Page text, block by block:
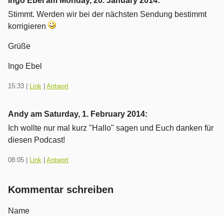
Stimmt. Werden wir bei der nächsten Sendung bestimmt
korrigieren
Grüße
Ingo Ebel
15:33 Link Antwort
Andy am Saturday, 1. February 2014:
Ich wollte nur mal kurz "Hallo" sagen und Euch danken für
diesen Podcast!
08:05 Link Antwort
Kommentar schreiben
Name